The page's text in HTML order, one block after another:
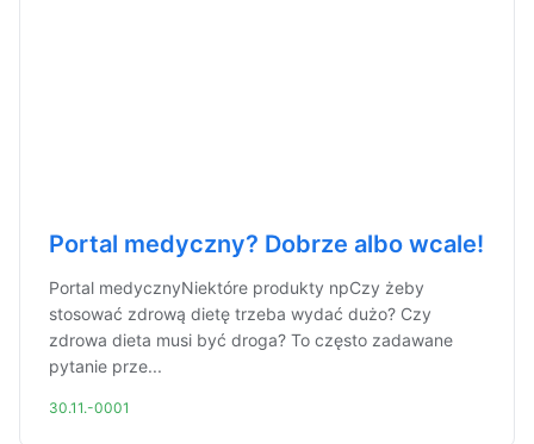
Portal medyczny? Dobrze albo wcale!
Portal medycznyNiektóre produkty npCzy żeby
stosować zdrową dietę trzeba wydać dużo? Czy
zdrowa dieta musi być droga? To często zadawane
pytanie prze...
30.11.-0001